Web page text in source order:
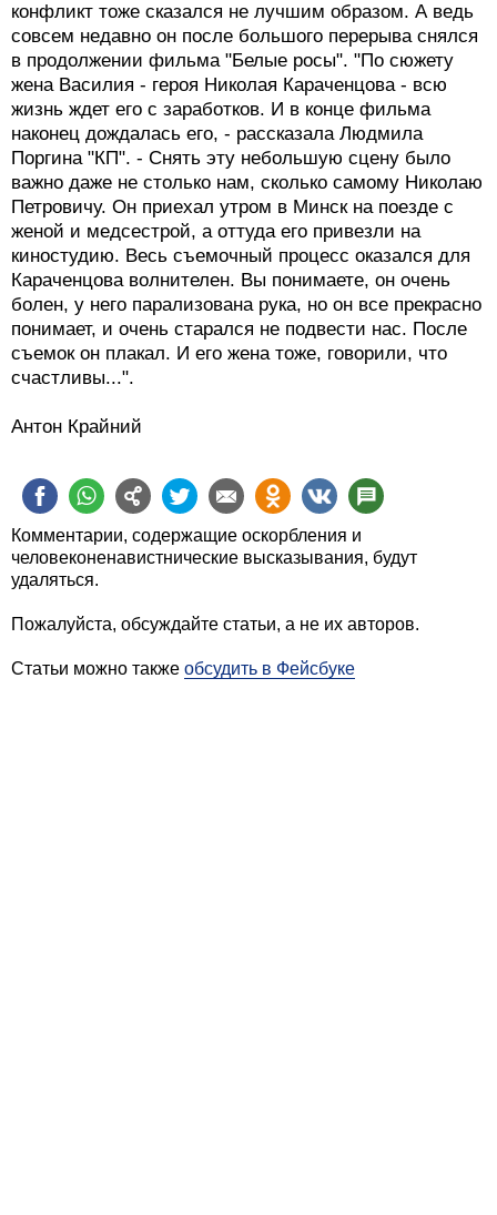
конфликт тоже сказался не лучшим образом. А ведь
совсем недавно он после большого перерыва снялся
в продолжении фильма "Белые росы". "По сюжету
жена Василия - героя Николая Караченцова - всю
жизнь ждет его с заработков. И в конце фильма
наконец дождалась его, - рассказала Людмила
Поргина "КП". - Снять эту небольшую сцену было
важно даже не столько нам, сколько самому Николаю
Петровичу. Он приехал утром в Минск на поезде с
женой и медсестрой, а оттуда его привезли на
киностудию. Весь съемочный процесс оказался для
Караченцова волнителен. Вы понимаете, он очень
болен, у него парализована рука, но он все прекрасно
понимает, и очень старался не подвести нас. После
съемок он плакал. И его жена тоже, говорили, что
счастливы...".
Антон Крайний
Комментарии, содержащие оскорбления и
человеконенавистнические высказывания, будут
удаляться.
Пожалуйста, обсуждайте статьи, а не их авторов.
Статьи можно также обсудить в Фейсбуке